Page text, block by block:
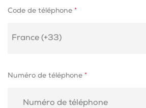
Code de téléphone *
Numéro de téléphone *